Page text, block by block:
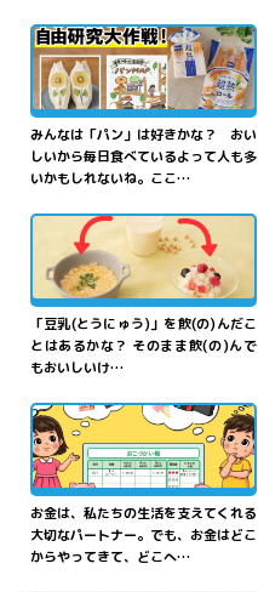
みんなは「パン」は好きかな？ おい
しいから毎日食べているよって人も多
いかもしれないね。ここ…
とうにゅうのすがた
かたちを変えてみよう！
ふしぎマジッククッキン
グ">
「豆乳(とうにゅう)」を飲(の)んだこ
とはあるかな？ そのまま飲(の)んで
もおいしいけ…
目指めざせ、おこづかい
マスター！ お金
かね
と 仲良
なかよ
くなるおこづかい帳
ちょう
">
お金は、私たちの生活を支えてくれる
大切なパートナー。でも、お金はどこ
からやってきて、どこへ…